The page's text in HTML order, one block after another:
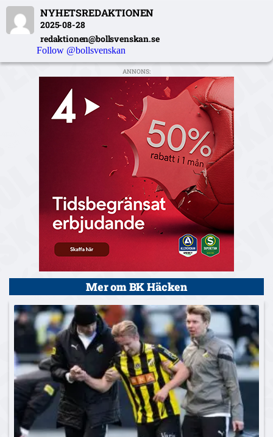
NYHETSREDAKTIONEN
2025-08-28
redaktionen@bollsvenskan.se
Follow @bollsvenskan
ANNONS:
Mer om BK Häcken